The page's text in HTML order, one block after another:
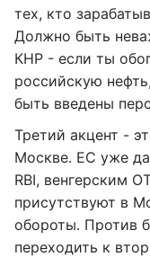
тех, кто
Должно быть
КНР - если ты
российскую
быть введены
Третий акцент -
Москве. ЕС уже
RBI, венгерским
присутствуют в
обороты. Против
переходить к